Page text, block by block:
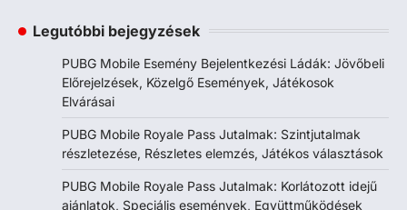
Legutóbbi bejegyzések
PUBG Mobile Esemény Bejelentkezési Ládák: Jövőbeli
Előrejelzések, Közelgő Események, Játékosok
Elvárásai
PUBG Mobile Royale Pass Jutalmak: Szintjutalmak
részletezése, Részletes elemzés, Játékos választások
PUBG Mobile Royale Pass Jutalmak: Korlátozott idejű
ajánlatok, Speciális események, Együttműködések